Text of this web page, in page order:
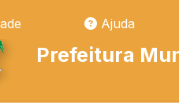
Ajuda
Prefeitura